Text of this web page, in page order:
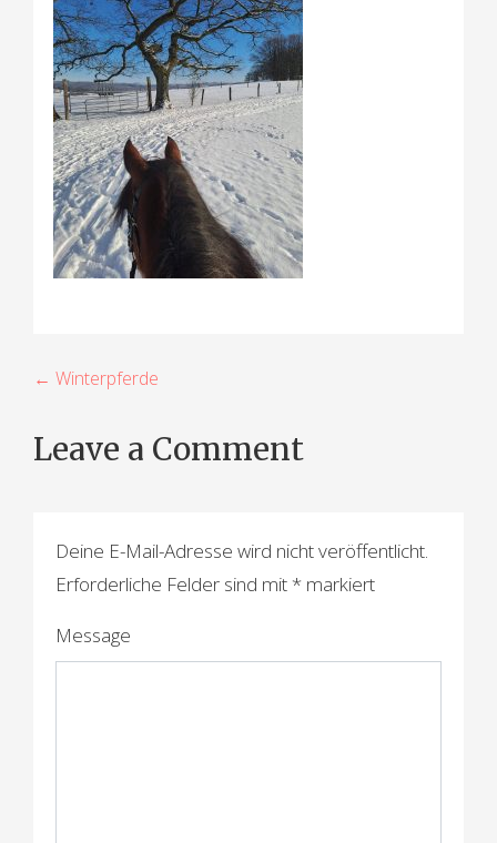
B
i
← Winterpferde
Leave a Comment
Deine E-Mail-Adresse wird nicht veröffentlicht.
Erforderliche Felder sind mit* markiert
Message